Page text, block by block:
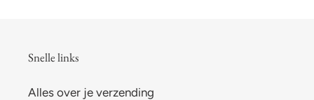
Snelle links
Alles over je verzending